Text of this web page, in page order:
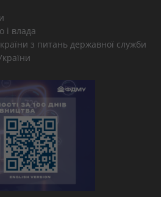
і влада
з питань державної служби